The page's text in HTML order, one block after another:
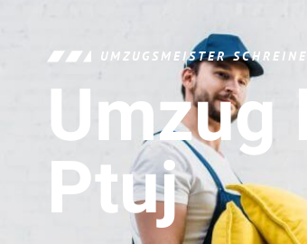
UMZUGSMEISTER
Umzug
Ptuj